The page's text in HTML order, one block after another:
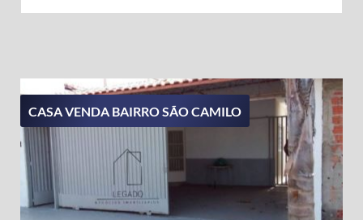
CASA VENDA BAIRRO SÃO CAMILO